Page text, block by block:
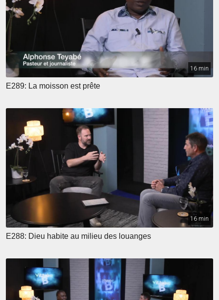
16 min
E289: La moisson est prête
16 min
E288: Dieu habite au milieu des louanges